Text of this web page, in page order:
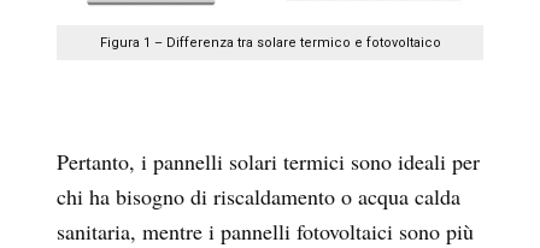
Figura 1 – Differenza tra solare termico e fotovoltaico
Pertanto, i pannelli solari termici sono ideali per
chi ha bisogno di riscaldamento o acqua calda
sanitaria, mentre i pannelli fotovoltaici sono più